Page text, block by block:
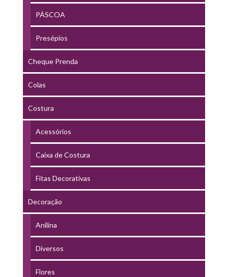
PÁSCOA
Presépios
Cheque Prenda
Colas
Costura
Acessórios
Caixa de Costura
Fitas Decorativas
Decoração
Anilina
Diversos
Flores